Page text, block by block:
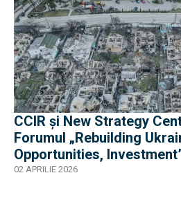
CCIR şi New Strategy
Forumul „Rebuilding
Opportunities,
02 APRILIE 2026